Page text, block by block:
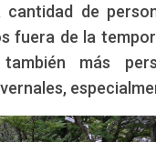
cantidad de
fuera de la
más